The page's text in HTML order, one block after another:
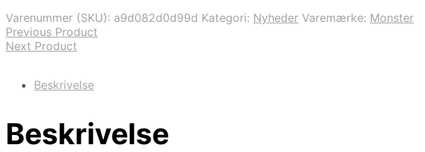
Varenummer (SKU): a9d082d0d99d Kategori: Nyheder Varemærke: Monster
Previous Product
Next Product
Beskrivelse
Beskrivelse